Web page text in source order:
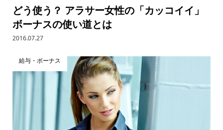
どう使う？ アラサー女性の「カッコイイ」
ボーナスの使い道とは
2016.07.27
給与・ボーナス